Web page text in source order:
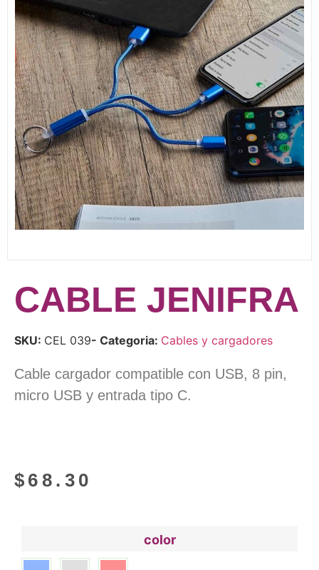
CABLE JENIFRA
SKU: CEL 039- Categoria: Cables y cargadores
Cable cargador compatible con USB, 8 pin,
micro USB y entrada tipo C.
$ 68.30
color